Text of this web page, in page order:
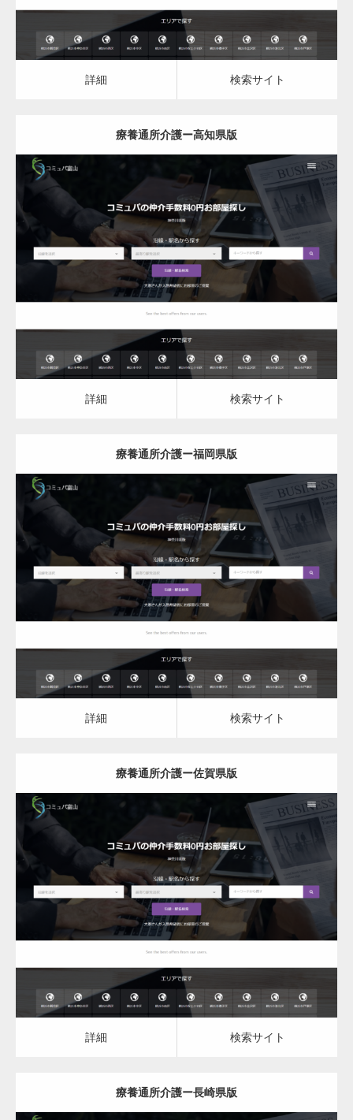
詳細 検索サイト
療養通所介護ー高知県版
更新日：2023.03.09
検索サイト
詳細 検索サイト
療養通所介護ー福岡県版
更新日：2023.03.09
検索サイト
詳細 検索サイト
療養通所介護ー佐賀県版
更新日：2023.03.09
検索サイト
詳細 検索サイト
療養通所介護ー長崎県版